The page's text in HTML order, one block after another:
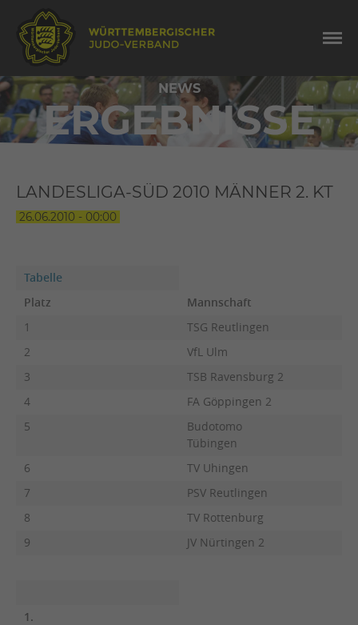
NEWS
ERGEBNISSE
LANDESLIGA-SÜD 2010 MÄNNER 2. KT
26.06.2010 - 00:00
Tabelle
Platz
Mannschaft
1
TSG Reutlingen
2
VfL Ulm
3
TSB Ravensburg 2
4
FA Göppingen 2
5
Budotomo
Tübingen
6
TV Uhingen
7
PSV Reutlingen
8
TV Rottenburg
9
JV Nürtingen 2
1.